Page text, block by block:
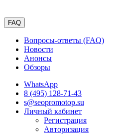
FAQ
Вопросы-ответы (FAQ)
Новости
Анонсы
Обзоры
WhatsApp
8 (495) 128-71-43
s@seopromotop.su
Личный кабинет
Регистрация
Авторизация